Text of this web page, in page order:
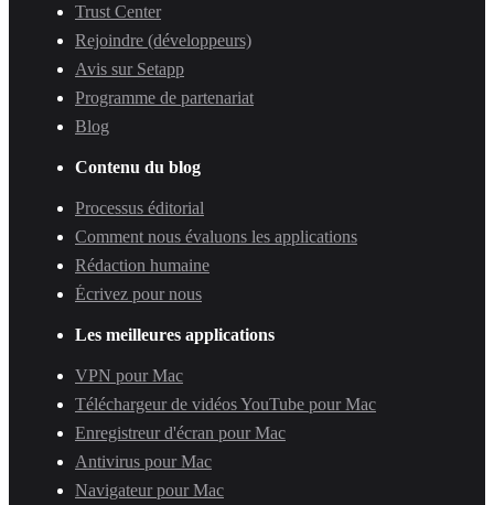
Trust Center
Rejoindre (développeurs)
Avis sur Setapp
Programme de partenariat
Blog
Contenu du blog
Processus éditorial
Comment nous évaluons les applications
Rédaction humaine
Écrivez pour nous
Les meilleures applications
VPN pour Mac
Téléchargeur de vidéos YouTube pour Mac
Enregistreur d'écran pour Mac
Antivirus pour Mac
Navigateur pour Mac